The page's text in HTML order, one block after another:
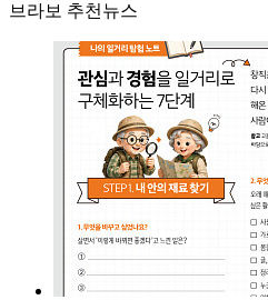
브라보 추천뉴스